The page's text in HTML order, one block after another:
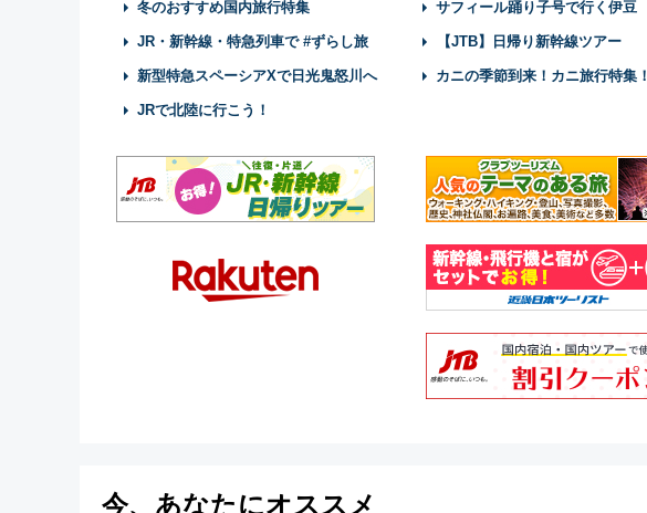
冬のおすすめ国内旅行特集 サフィール踊り子号で行く伊豆
JR・新幹線・特急列車で #ずらし旅 【JTB】日帰り新幹線ツアー
新型特急スペーシアXで日光鬼怒川へ カニの季節到来！カニ旅行特集！
JRで北陸に行こう！
今、あなたにオススメ